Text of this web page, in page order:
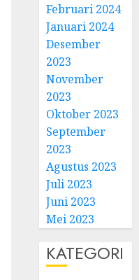
Februari 2024
Januari 2024
Desember
2023
November
2023
Oktober 2023
September
2023
Agustus 2023
Juli 2023
Juni 2023
Mei 2023
KATEGORI